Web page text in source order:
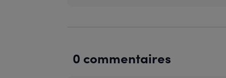
0 commentaires